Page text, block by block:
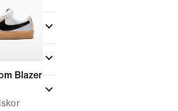
Blazer